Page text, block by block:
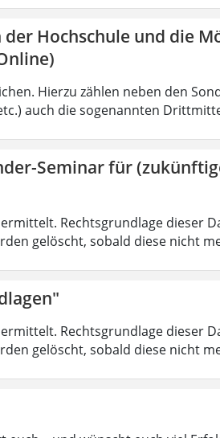
Hochschule und die
Hierzu zählen neben den
auch die sogenannten
Seminar für
Rechtsgrundlage dieser
gelöscht, sobald diese nicht
Rechtsgrundlage dieser
gelöscht, sobald diese nicht